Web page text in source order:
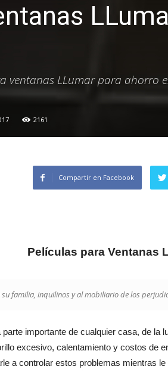
ventanas LLumar para ahorro
2161
Compartir en Facebook
Películas para Ventanas
familia, inquilinos y al mobiliario de los
importante de cualquier casa, de la
excesivo, calentamiento y costos de
a controlar estos problemas mientras